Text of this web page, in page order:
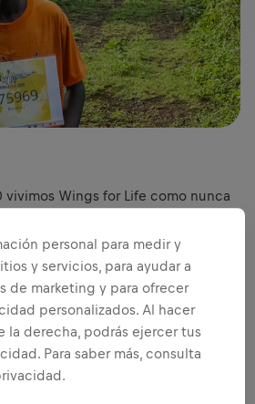
vivimos Wings for Life como nunca
recaudar dinero para las lesiones
esta vez, corriendo separados,
Si le presentas a esta
se presentará con ideas
hasta el final.
momentos más destacados.
personal para medir y
y servicios, para ayudar a
de marketing y para ofrecer
personalizados. Al hacer
la derecha, podrás ejercer tus
Para saber más, consulta